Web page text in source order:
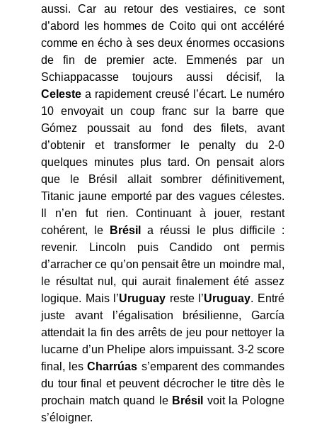
aussi. Car au retour des vestiaires, ce sont
d’abord les hommes de Coito qui ont accéléré
comme en écho à ses deux énormes occasions
de fin de premier acte. Emmenés par un
Schiappacasse toujours aussi décisif, la
Celeste a rapidement creusé l’écart. Le numéro
10 envoyait un coup franc sur la barre que
Gómez poussait au fond des filets, avant
d’obtenir et transformer le penalty du 2-0
quelques minutes plus tard. On pensait alors
que le Brésil allait sombrer définitivement,
Titanic jaune emporté par des vagues célestes.
Il n’en fut rien. Continuant à jouer, restant
cohérent, le
Brésil
a réussi le plus difficile :
revenir. Lincoln puis Candido ont permis
d’arracher ce qu’on pensait être un moindre mal,
le résultat nul, qui aurait finalement été assez
logique. Mais l’Uruguay reste l’Uruguay. Entré
juste avant l’égalisation brésilienne, García
attendait la fin des arrêts de jeu pour nettoyer la
lucarne d’un Phelipe alors impuissant. 3-2 score
final, lesCharrúas s’emparent des commandes
du tour final et peuvent décrocher le titre dès le
prochain match quand le Brésil voit la Pologne
s’éloigner.